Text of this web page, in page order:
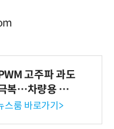
고주파 과도
복…차량용 전
기
스룸 바로가기>